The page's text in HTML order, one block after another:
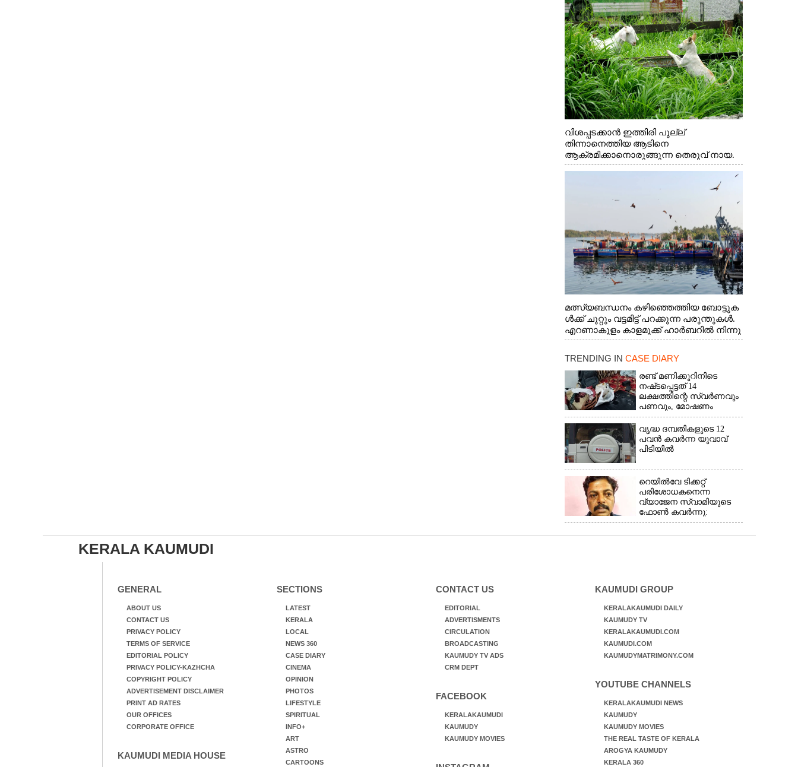
വിശപ്പടക്കാൻ ഇത്തിരി പുല്ല്
തിന്നാനെത്തിയ ആടിനെ
ആക്രമിക്കാനൊരുങ്ങുന്ന തെരുവ് നായ.
എറണാകുളം വാത്തുരുത്തിയിൽ നിന്നുള്ള
മത്സ്യബന്ധനം കഴിഞ്ഞെത്തിയ ബോട്ടുക
ൾക്ക് ചുറ്റും വട്ടമിട്ട് പറക്കുന്ന പരുന്തുകൾ.
എറണാകുളം കാളമുക്ക് ഹാർബറിൽ നിന്നു
ള്ള കാഴ്ച
TRENDING IN CASE DIARY
രണ്ട് മണിക്കൂറിനിടെ
നഷ്‌ടപ്പെട്ടത് 14
ലക്ഷത്തിന്റെ സ്വർണവും
പണവും, മോഷണം
അടച്ചിട്ട വീട്ടിൽ
വൃദ്ധ ദമ്പതികളുടെ 12
പവൻ കവർന്ന യുവാവ്
പിടിയിൽ
റെയിൽവേ ടിക്കറ്റ്
പരിശോധകനെന്ന
വ്യാജേന സ്വാമിയുടെ
ഫോൺ കവർന്നു:
കൊച്ചിയിൽ പിടിയിലായത്
KERALA KAUMUDI
GENERAL
ABOUT US
CONTACT US
PRIVACY POLICY
TERMS OF SERVICE
EDITORIAL POLICY
PRIVACY POLICY-KAZHCHA
COPYRIGHT POLICY
ADVERTISEMENT DISCLAIMER
PRINT AD RATES
OUR OFFICES
CORPORATE OFFICE
KAUMUDI MEDIA HOUSE
SECTIONS
LATEST
KERALA
LOCAL
NEWS 360
CASE DIARY
CINEMA
OPINION
PHOTOS
LIFESTYLE
SPIRITUAL
INFO+
ART
ASTRO
CARTOONS
CONTACT US
EDITORIAL
ADVERTISMENTS
CIRCULATION
BROADCASTING
KAUMUDY TV ADS
CRM DEPT
FACEBOOK
KERALAKAUMUDI
KAUMUDY
KAUMUDY MOVIES
KAUMUDI GROUP
KERALAKAUMUDI DAILY
KAUMUDY TV
KERALAKAUMUDI.COM
KAUMUDI.COM
KAUMUDYMATRIMONY.COM
YOUTUBE CHANNELS
KERALAKAUMUDI NEWS
KAUMUDY
KAUMUDY MOVIES
THE REAL TASTE OF KERALA
AROGYA KAUMUDY
KERALA 360